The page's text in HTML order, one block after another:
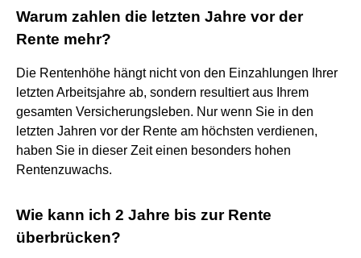
Warum zahlen die letzten Jahre vor der
Rente mehr?
Die Rentenhöhe hängt nicht von den Einzahlungen Ihrer
letzten Arbeitsjahre ab, sondern resultiert aus Ihrem
gesamten Versicherungsleben. Nur wenn Sie in den
letzten Jahren vor der Rente am höchsten verdienen,
haben Sie in dieser Zeit einen besonders hohen
Rentenzuwachs.
Wie kann ich 2 Jahre bis zur Rente
überbrücken?